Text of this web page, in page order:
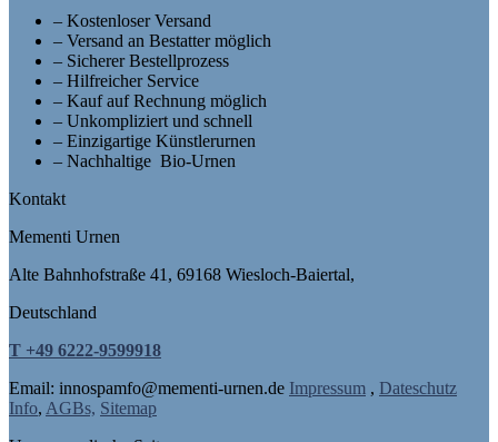
– Kostenloser Versand
– Versand an Bestatter möglich
– Sicherer Bestellprozess
– Hilfreicher Service
– Kauf auf Rechnung möglich
– Unkompliziert und schnell
– Einzigartige Künstlerurnen
– Nachhaltige Bio-Urnen
Kontakt
Mementi Urnen
Alte Bahnhofstraße 41, 69168 Wiesloch-Baiertal,
Deutschland
T +49 6222-9599918
Email: innospamfo@mementi-urnen.de Impressum , Dateschutz
Info, AGBs, Sitemap